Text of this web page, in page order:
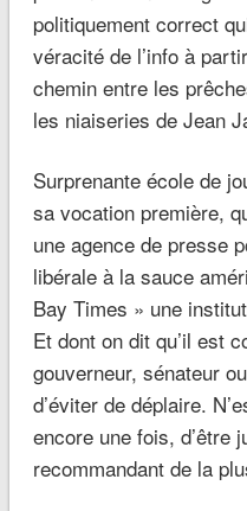
politiquement correct
véracité de l’info à
chemin entre les
les niaiseries de Jean
Surprenante école de
sa vocation première,
une agence de presse
libérale à la sauce
Bay Times » une
Et dont on dit qu’il est
gouverneur, sénateur
d’éviter de déplaire.
encore une fois, d’être
recommandant de la